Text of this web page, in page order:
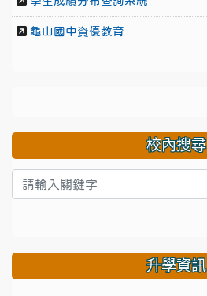
龜山國中資優教育
校內搜尋
升學資訊